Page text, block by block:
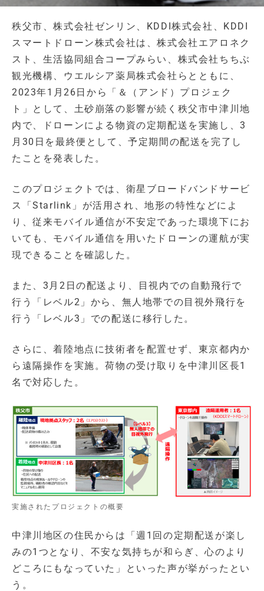
秩父市、株式会社ゼンリン、KDDI株式会社、KDDI
スマートドローン株式会社は、株式会社エアロネク
スト、生活協同組合コープみらい、株式会社ちちぶ
観光機構、ウエルシア薬局株式会社らとともに、
2023年1月26日から「＆（アンド）プロジェク
ト」として、土砂崩落の影響が続く秩父市中津川地
内で、ドローンによる物資の定期配送を実施し、3
月30日を最終便として、予定期間の配送を完了し
たことを発表した。
このプロジェクトでは、衛星ブロードバンドサービ
ス「Starlink」が活用され、地形の特性などによ
り、従来モバイル通信が不安定であった環境下にお
いても、モバイル通信を用いたドローンの運航が実
現できることを確認した。
また、3月2日の配送より、目視内での自動飛行で
行う「レベル2」から、無人地帯での目視外飛行を
行う「レベル3」での配送に移行した。
さらに、着陸地点に技術者を配置せず、東京都内か
ら遠隔操作を実施。荷物の受け取りを中津川区長1
名で対応した。
実施されたプロジェクトの概要
中津川地区の住民からは「週1回の定期配送が楽し
みの1つとなり、不安な気持ちが和らぎ、心のより
どころにもなっていた」といった声が挙がったとい
う。